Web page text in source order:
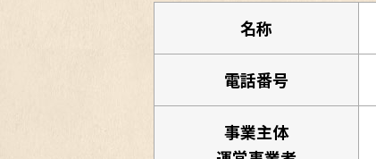
名称
電話番号
事業主体